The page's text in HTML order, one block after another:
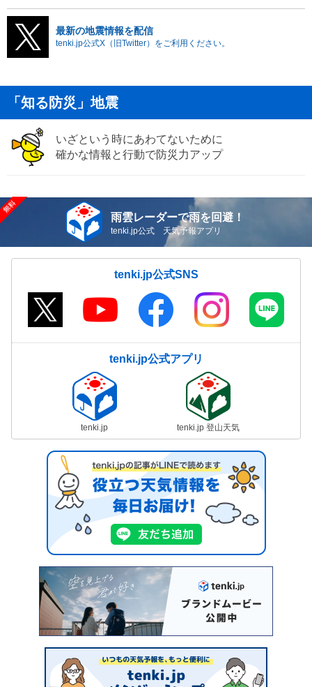
最新の地震情報を配信
tenki.jp公式X（旧Twitter）をご利用ください。
「知る防災」地震
いざという時にあわてないために
確かな情報と行動で防災力アップ
雨雲レーダーで雨を回避！
tenki.jp公式 天気予報アプリ
tenki.jp公式SNS
tenki.jp公式アプリ
tenki.jp tenki.jp 登山天気